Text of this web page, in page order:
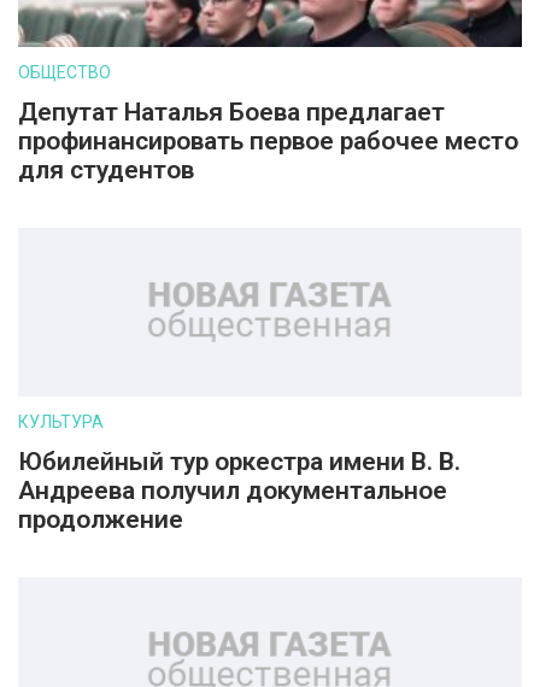
ОБЩЕСТВО
Депутат Наталья Боева предлагает
профинансировать первое рабочее место
для студентов
КУЛЬТУРА
Юбилейный тур оркестра имени В. В.
Андреева получил документальное
продолжение